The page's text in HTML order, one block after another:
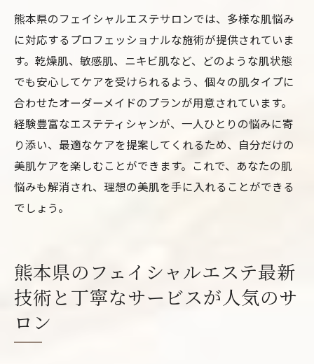
熊本県のフェイシャルエステサロンでは、多様な肌悩み
に対応するプロフェッショナルな施術が提供されていま
す。乾燥肌、敏感肌、ニキビ肌など、どのような肌状態
でも安心してケアを受けられるよう、個々の肌タイプに
合わせたオーダーメイドのプランが用意されています。
経験豊富なエステティシャンが、一人ひとりの悩みに寄
り添い、最適なケアを提案してくれるため、自分だけの
美肌ケアを楽しむことができます。これで、あなたの肌
悩みも解消され、理想の美肌を手に入れることができる
でしょう。
熊本県のフェイシャルエステ最新
技術と丁寧なサービスが人気のサ
ロン